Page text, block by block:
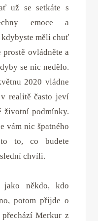
už se setkáte s
emoce a
kdybyste měli chuť
ovládněte a
se nic nedělo.
2020 vládne
realitě často jeví
životní podmínky.
vám nic špatného
to, co budete
chvíli.
někdo, kdo
potom přijde o
Merkur z